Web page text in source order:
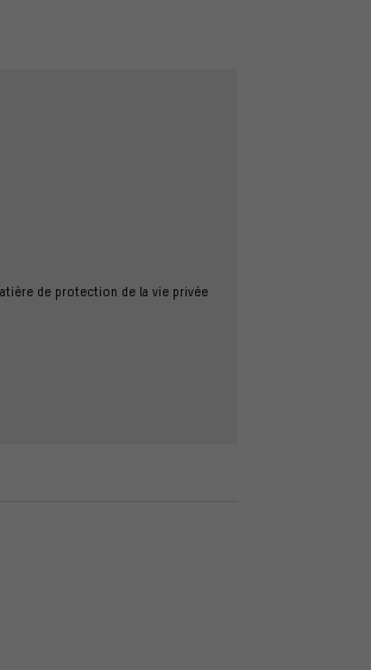
de protection de la vie privée